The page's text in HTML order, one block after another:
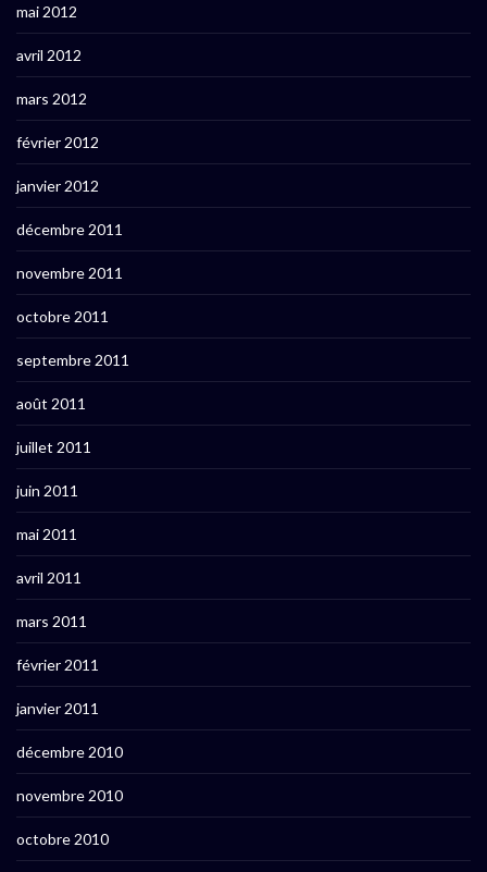
mai 2012
avril 2012
mars 2012
février 2012
janvier 2012
décembre 2011
novembre 2011
octobre 2011
septembre 2011
août 2011
juillet 2011
juin 2011
mai 2011
avril 2011
mars 2011
février 2011
janvier 2011
décembre 2010
novembre 2010
octobre 2010